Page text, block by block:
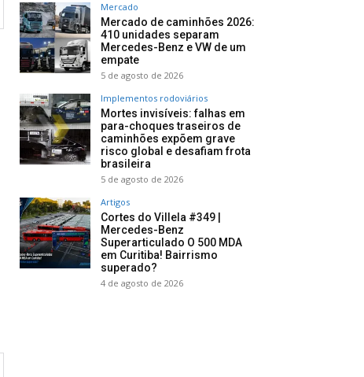
Mercado
Mercado de caminhões 2026:
410 unidades separam
Mercedes-Benz e VW de um
empate
5 de agosto de 2026
Implementos rodoviários
Mortes invisíveis: falhas em
para-choques traseiros de
caminhões expõem grave
risco global e desafiam frota
brasileira
5 de agosto de 2026
Artigos
Cortes do Villela #349 |
Mercedes-Benz
Superarticulado O 500 MDA
em Curitiba! Bairrismo
superado?
4 de agosto de 2026